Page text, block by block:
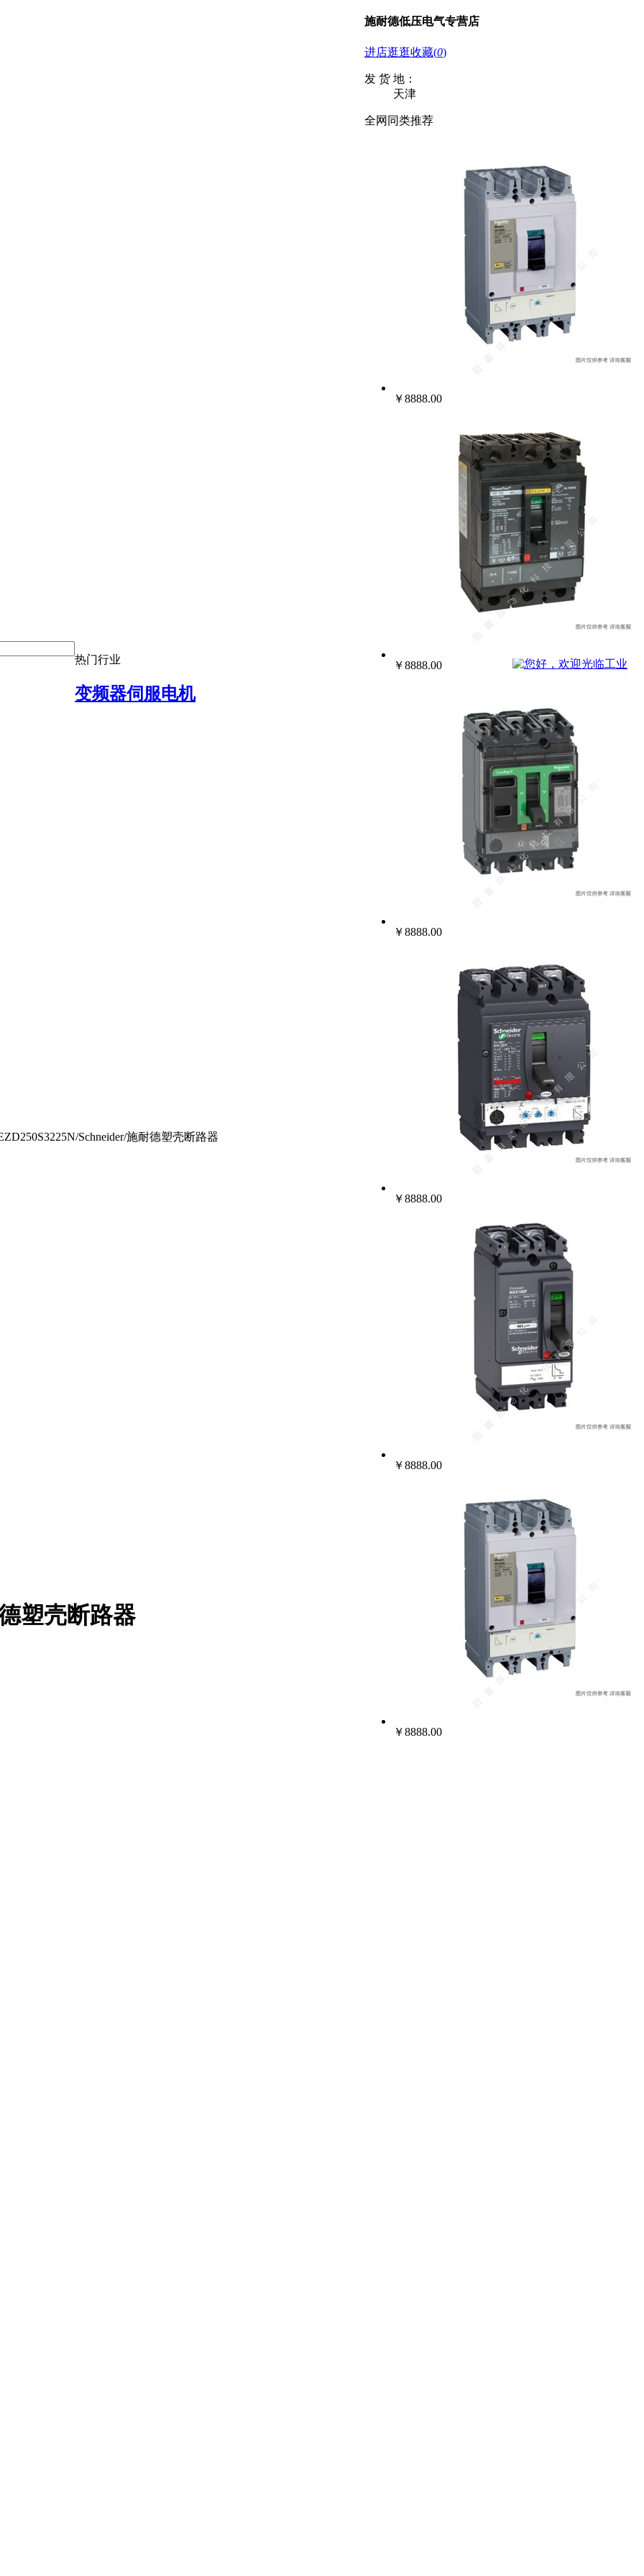
热门行业
变频器伺服电机
Schneider/施耐德塑壳断路器
塑壳断路器
施耐德低压电气专营店
进店逛逛收藏(0)
发 货 地：
天津
全网同类推荐
￥8888.00
￥8888.00
￥8888.00
￥8888.00
￥8888.00
￥8888.00